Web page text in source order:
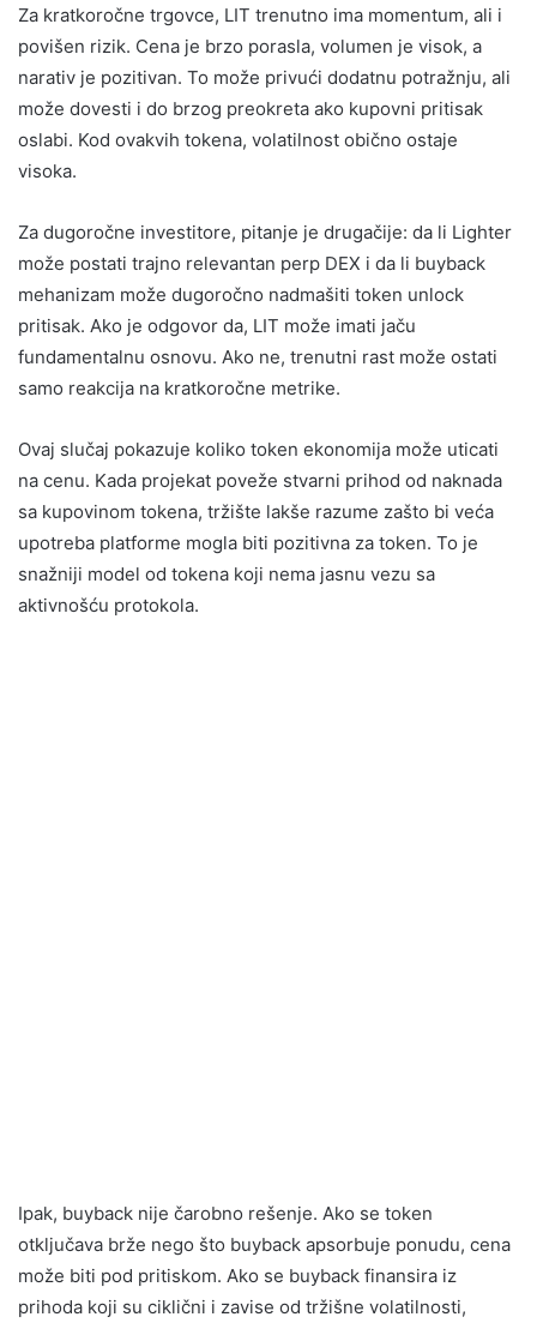
Za kratkoročne trgovce, LIT trenutno ima momentum, ali i
povišen rizik. Cena je brzo porasla, volumen je visok, a
narativ je pozitivan. To može privući dodatnu potražnju, ali
može dovesti i do brzog preokreta ako kupovni pritisak
oslabi. Kod ovakvih tokena, volatilnost obično ostaje
visoka.
Za dugoročne investitore, pitanje je drugačije: da li Lighter
može postati trajno relevantan perp DEX i da li buyback
mehanizam može dugoročno nadmašiti token unlock
pritisak. Ako je odgovor da, LIT može imati jaču
fundamentalnu osnovu. Ako ne, trenutni rast može ostati
samo reakcija na kratkoročne metrike.
Ovaj slučaj pokazuje koliko token ekonomija može uticati
na cenu. Kada projekat poveže stvarni prihod od naknada
sa kupovinom tokena, tržište lakše razume zašto bi veća
upotreba platforme mogla biti pozitivna za token. To je
snažniji model od tokena koji nema jasnu vezu sa
aktivnošću protokola.
Ipak, buyback nije čarobno rešenje. Ako se token
otključava brže nego što buyback apsorbuje ponudu, cena
može biti pod pritiskom. Ako se buyback finansira iz
prihoda koji su ciklični i zavise od tržišne volatilnosti,